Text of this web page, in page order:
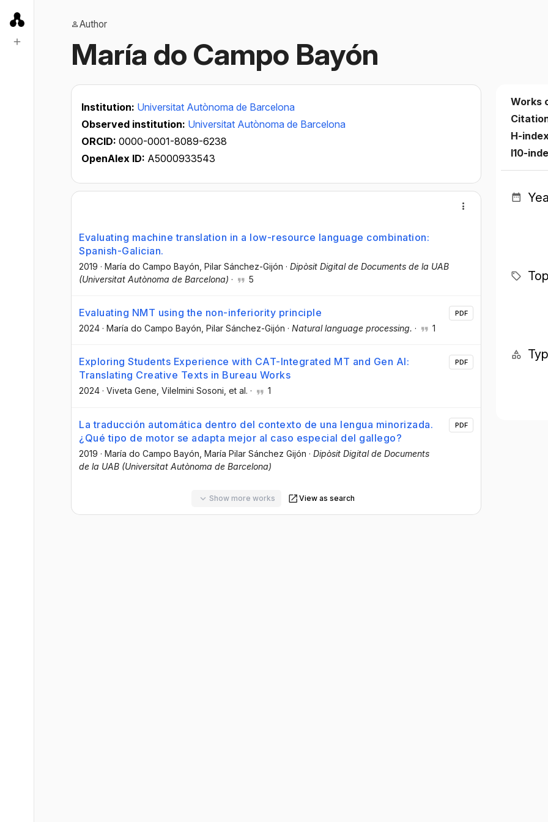
Author
María do Campo Bayón
Institution: Universitat Autònoma de Barcelona
Observed institution: Universitat Autònoma de Barcelona
ORCID: 0000-0001-8089-6238
OpenAlex ID: A5000933543
Evaluating machine translation in a low-resource language combination:
Spanish-Galician.
2019 · María do Campo Bayón , Pilar Sánchez-Gijón · Dipòsit Digital de Documents de la UAB
(Universitat Autònoma de Barcelona) · 5
Evaluating NMT using the non-inferiority principle
2024 · María do Campo Bayón , Pilar Sánchez-Gijón · Natural language processing. · 1
PDF
Exploring Students Experience with CAT-Integrated MT and Gen AI:
Translating Creative Texts in Bureau Works
2024 · Viveta Gene , Vilelmini Sosoni , et al. · 1
PDF
La traducción automática dentro del contexto de una lengua minorizada.
¿Qué tipo de motor se adapta mejor al caso especial del gallego?
2019 · María do Campo Bayón , María Pilar Sánchez Gijón · Dipòsit Digital de Documents
de la UAB (Universitat Autònoma de Barcelona)
PDF
Show more works View as search
Works
H-
I10-